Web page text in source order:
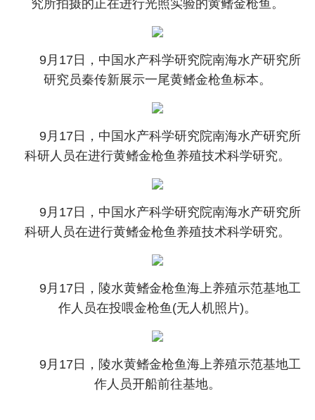
究所拍摄的正在进行光照实验的黄鳍金枪鱼。
9月17日，中国水产科学研究院南海水产研究所
研究员秦传新展示一尾黄鳍金枪鱼标本。
9月17日，中国水产科学研究院南海水产研究所
科研人员在进行黄鳍金枪鱼养殖技术科学研究。
9月17日，中国水产科学研究院南海水产研究所
科研人员在进行黄鳍金枪鱼养殖技术科学研究。
9月17日，陵水黄鳍金枪鱼海上养殖示范基地工
作人员在投喂金枪鱼(无人机照片)。
9月17日，陵水黄鳍金枪鱼海上养殖示范基地工
作人员开船前往基地。